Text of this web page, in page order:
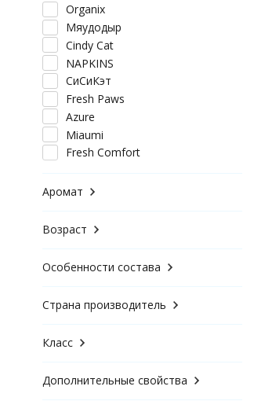
Organix
Мяудодыр
Cindy Cat
NAPKINS
СиСиКэт
Fresh Paws
Azure
Miaumi
Fresh Comfort
Аромат
Возраст
Особенности состава
Страна производитель
Класс
Дополнительные свойства